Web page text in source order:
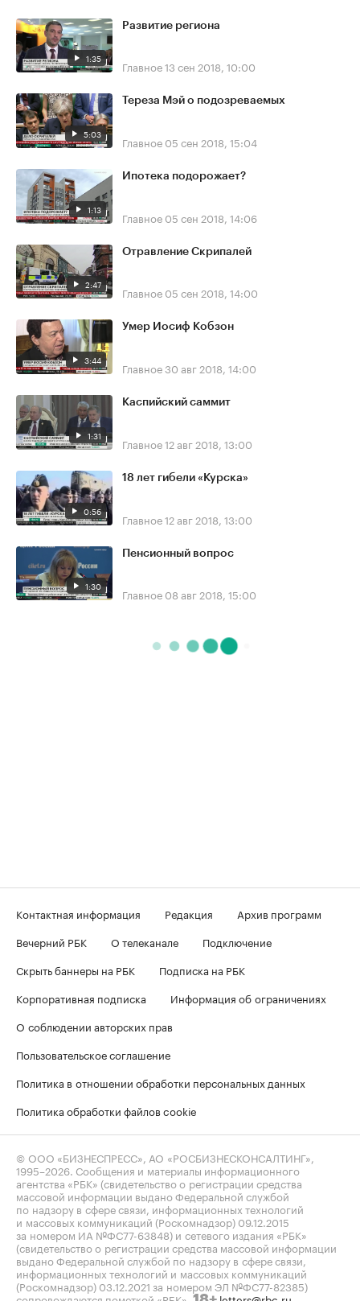
1:35
Развитие региона
Главное13 сен 2018, 10:00
5:03
Тереза Мэй о подозреваемых
Главное 05 сен 2018, 15:04
1:13
Ипотека подорожает?
Главное 05 сен 2018, 14:06
2:47
Отравление Скрипалей
Главное 05 сен 2018, 14:00
3:44
Умер Иосиф Кобзон
Главное30 авг 2018, 14:00
1:31
Каспийский саммит
Главное12 авг 2018, 13:00
0:56
18 лет гибели «Курска»
Главное12 авг 2018, 13:00
1:30
Пенсионный вопрос
Главное 08 авг 2018, 15:00
Контактная информация Редакция
Архив программ
Вечерний РБК
О телеканале
Подключение
Скрыть баннеры на РБК
Подписка на РБК
Корпоративная подписка
Информация об ограничениях
О соблюдении авторских прав
Пользовательское соглашение
Политика в отношении обработки персональных данных
Политика обработки файлов cookie
© ООО «БИЗНЕСПРЕСС», АО «РОСБИЗНЕСКОНСАЛТИНГ»,
1995–2026. Сообщения и материалы информационного
агентства «РБК» (свидетельство о регистрации средства
массовой информации выдано Федеральной службой
по надзору в сфере связи, информационных технологий
и массовых коммуникаций (Роскомнадзор) 09.12.2015
за номером ИА №ФС77-63848) и сетевого издания «РБК»
(свидетельство о регистрации средства массовой информации
выдано Федеральной службой по надзору в сфере связи,
информационных технологий и массовых коммуникаций
(Роскомнадзор) 03.12.2021 за номером ЭЛ №ФС77-82385)